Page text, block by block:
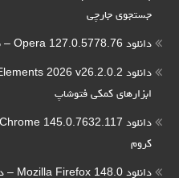
جستجوی جارچی
دانلود Opera 127.0.5778.76 – نرم افزار مرورگر اینترنت اپرا
ابزارهای کمکی فتوشاپ
کروم
دانلود Mozilla Firefox 148.0 – دانلود فایرفاکس